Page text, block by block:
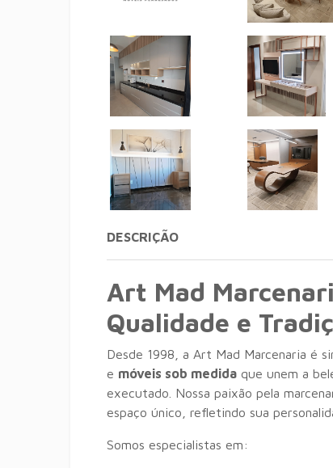
DESCRIÇÃO
Art Mad
Qualidade e
Desde 1998, a Art Mad Marcenaria é
e móveis sob medida que unem a
executado. Nossa paixão pela
espaço único, refletindo sua
Somos especialistas em: